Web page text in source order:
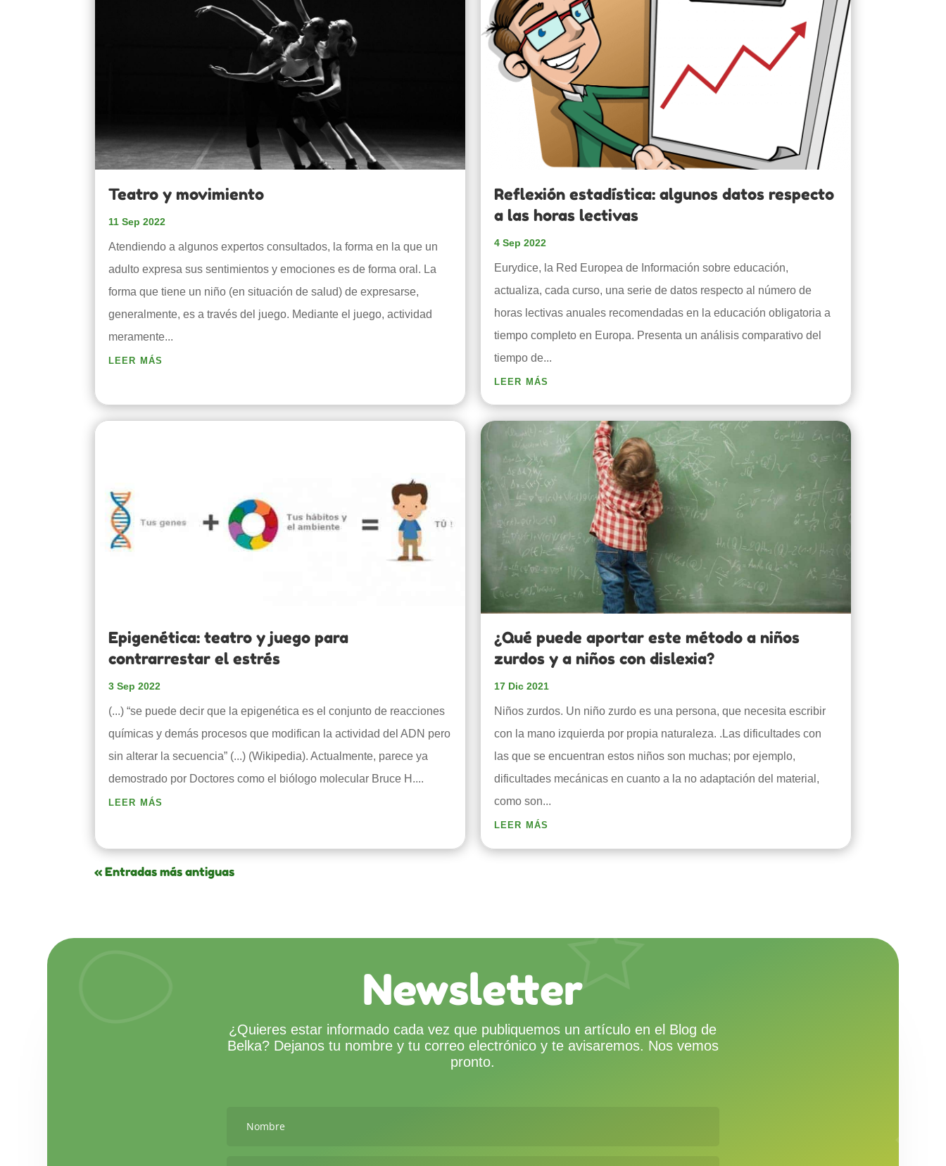
Teatro y movimiento
11 Sep 2022
Atendiendo a algunos expertos consultados, la forma en la que un
adulto expresa sus sentimientos y emociones es de forma oral. La
forma que tiene un niño (en situación de salud) de expresarse,
generalmente, es a través del juego. Mediante el juego, actividad
meramente...
leer más
Reflexión estadística: algunos datos respecto
a las horas lectivas
4 Sep 2022
Eurydice, la Red Europea de Información sobre educación,
actualiza, cada curso, una serie de datos respecto al número de
horas lectivas anuales recomendadas en la educación obligatoria a
tiempo completo en Europa. Presenta un análisis comparativo del
tiempo de...
leer más
Epigenética: teatro y juego para
contrarrestar el estrés
3 Sep 2022
(...) “se puede decir que la epigenética es el conjunto de reacciones
químicas y demás procesos que modifican la actividad del ADN pero
sin alterar la secuencia” (...) (Wikipedia). Actualmente, parece ya
demostrado por Doctores como el biólogo molecular Bruce H....
leer más
¿Qué puede aportar este método a niños
zurdos y a niños con dislexia?
17 Dic 2021
Niños zurdos. Un niño zurdo es una persona, que necesita escribir
con la mano izquierda por propia naturaleza. .Las dificultades con
las que se encuentran estos niños son muchas; por ejemplo,
dificultades mecánicas en cuanto a la no adaptación del material,
como son...
leer más
« Entradas más antiguas
Newsletter
¿Quieres estar informado cada vez que publiquemos un artículo en el Blog de
Belka? Dejanos tu nombre y tu correo electrónico y te avisaremos. Nos vemos
pronto.